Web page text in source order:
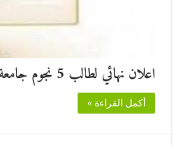
اعلان نهائي لطالب 5 نجوم جامعة الجزائر3تنزيل
أكمل القراءة »